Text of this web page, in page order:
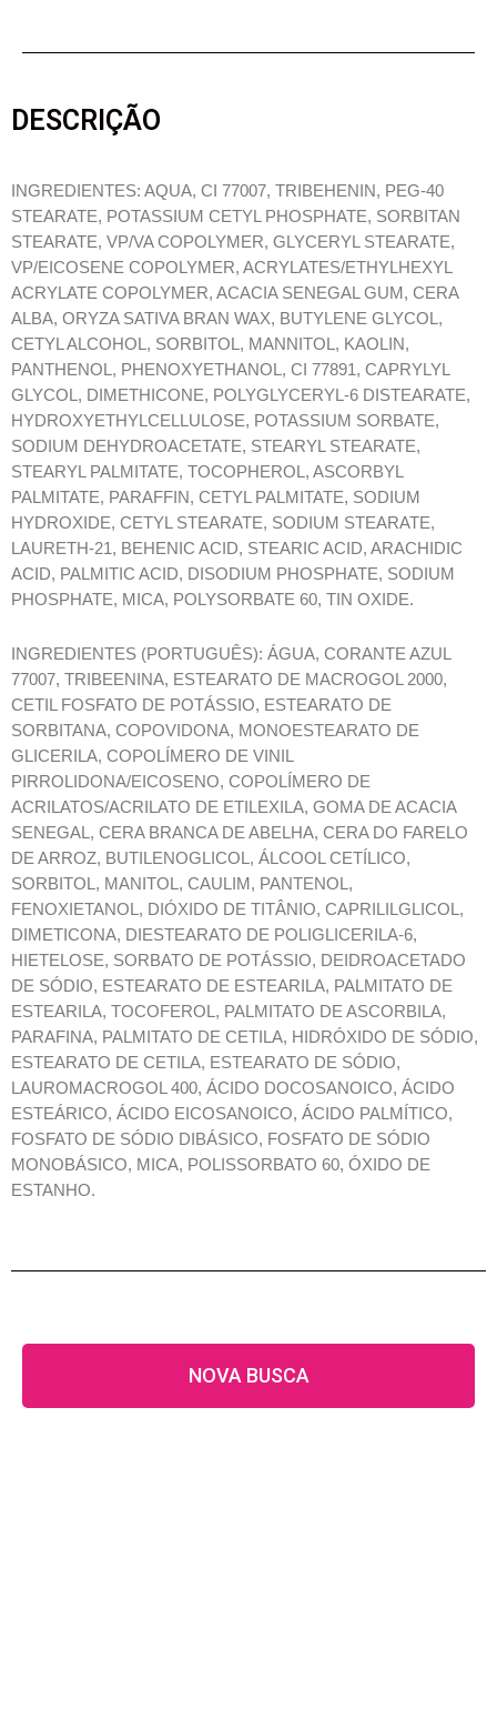
DESCRIÇÃO
INGREDIENTES: AQUA, CI 77007, TRIBEHENIN, PEG-40
STEARATE, POTASSIUM CETYL PHOSPHATE, SORBITAN
STEARATE, VP/VA COPOLYMER, GLYCERYL STEARATE,
VP/EICOSENE COPOLYMER, ACRYLATES/ETHYLHEXYL
ACRYLATE COPOLYMER, ACACIA SENEGAL GUM, CERA
ALBA, ORYZA SATIVA BRAN WAX, BUTYLENE GLYCOL,
CETYL ALCOHOL, SORBITOL, MANNITOL, KAOLIN,
PANTHENOL, PHENOXYETHANOL, CI 77891, CAPRYLYL
GLYCOL, DIMETHICONE, POLYGLYCERYL-6 DISTEARATE,
HYDROXYETHYLCELLULOSE, POTASSIUM SORBATE,
SODIUM DEHYDROACETATE, STEARYL STEARATE,
STEARYL PALMITATE, TOCOPHEROL, ASCORBYL
PALMITATE, PARAFFIN, CETYL PALMITATE, SODIUM
HYDROXIDE, CETYL STEARATE, SODIUM STEARATE,
LAURETH-21, BEHENIC ACID, STEARIC ACID, ARACHIDIC
ACID, PALMITIC ACID, DISODIUM PHOSPHATE, SODIUM
PHOSPHATE, MICA, POLYSORBATE 60, TIN OXIDE.
INGREDIENTES (PORTUGUÊS): ÁGUA, CORANTE AZUL
77007, TRIBEENINA, ESTEARATO DE MACROGOL 2000,
CETIL FOSFATO DE POTÁSSIO, ESTEARATO DE
SORBITANA, COPOVIDONA, MONOESTEARATO DE
GLICERILA, COPOLÍMERO DE VINIL
PIRROLIDONA/EICOSENO, COPOLÍMERO DE
ACRILATOS/ACRILATO DE ETILEXILA, GOMA DE ACACIA
SENEGAL, CERA BRANCA DE ABELHA, CERA DO FARELO
DE ARROZ, BUTILENOGLICOL, ÁLCOOL CETÍLICO,
SORBITOL, MANITOL, CAULIM, PANTENOL,
FENOXIETANOL, DIÓXIDO DE TITÂNIO, CAPRILILGLICOL,
DIMETICONA, DIESTEARATO DE POLIGLICERILA-6,
HIETELOSE, SORBATO DE POTÁSSIO, DEIDROACETADO
DE SÓDIO, ESTEARATO DE ESTEARILA, PALMITATO DE
ESTEARILA, TOCOFEROL, PALMITATO DE ASCORBILA,
PARAFINA, PALMITATO DE CETILA, HIDRÓXIDO DE SÓDIO,
ESTEARATO DE CETILA, ESTEARATO DE SÓDIO,
LAUROMACROGOL 400, ÁCIDO DOCOSANOICO, ÁCIDO
ESTEÁRICO, ÁCIDO EICOSANOICO, ÁCIDO PALMÍTICO,
FOSFATO DE SÓDIO DIBÁSICO, FOSFATO DE SÓDIO
MONOBÁSICO, MICA, POLISSORBATO 60, ÓXIDO DE
ESTANHO.
NOVA BUSCA